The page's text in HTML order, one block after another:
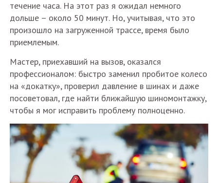
течение часа. На этот раз я ожидал немного
дольше – около 50 минут. Но, учитывая, что это
произошло на загруженной трассе, время было
приемлемым.
Мастер, приехавший на вызов, оказался
профессионалом: быстро заменил пробитое колесо
на «докатку», проверил давление в шинах и даже
посоветовал, где найти ближайшую шиномонтажку,
чтобы я мог исправить проблему полноценно.